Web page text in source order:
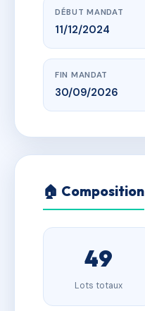
DÉBUT MANDAT
11/12/2024
FIN MANDAT
30/09/2026
🏠 Composition
49
Lots totaux